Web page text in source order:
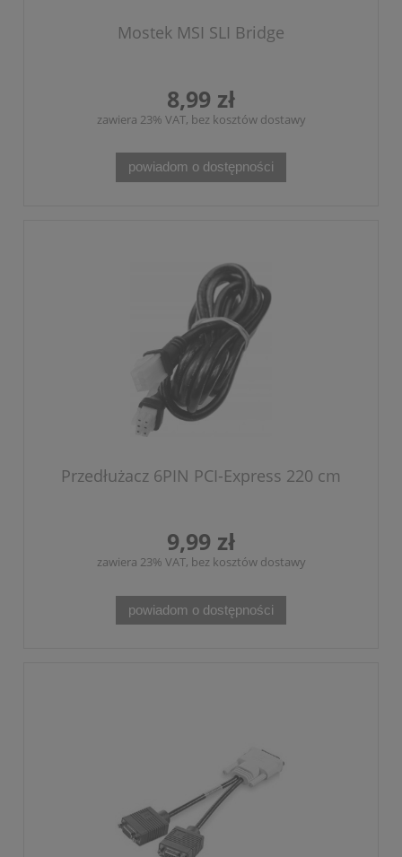
Mostek MSI SLI Bridge
8,99 zł
zawiera 23% VAT, bez kosztów dostawy
powiadom o dostępności
Przedłużacz 6PIN PCI-Express 220 cm
9,99 zł
zawiera 23% VAT, bez kosztów dostawy
powiadom o dostępności